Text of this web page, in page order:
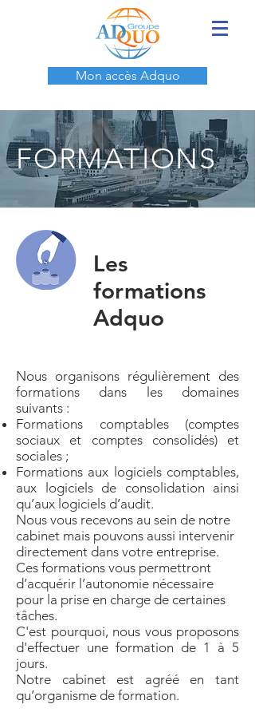
Mon accès Adquo
FORMATIONS
Les
formations
Adquo
Nous organisons régulièrement des
formations dans les domaines
suivants :
Formations comptables (comptes
sociaux et comptes consolidés) et
sociales ;
Formations aux logiciels comptables,
aux logiciels de consolidation ainsi
qu’aux logiciels d’audit.
Nous vous recevons au sein de notre
cabinet mais pouvons aussi intervenir
directement dans votre entreprise.
Ces formations vous permettront
d’acquérir l’autonomie nécessaire
pour la prise en charge de certaines
tâches.
C'est pourquoi, nous vous proposons
d'effectuer une formation de 1 à 5
jours.
Notre cabinet est agréé en tant
qu’organisme de formation.